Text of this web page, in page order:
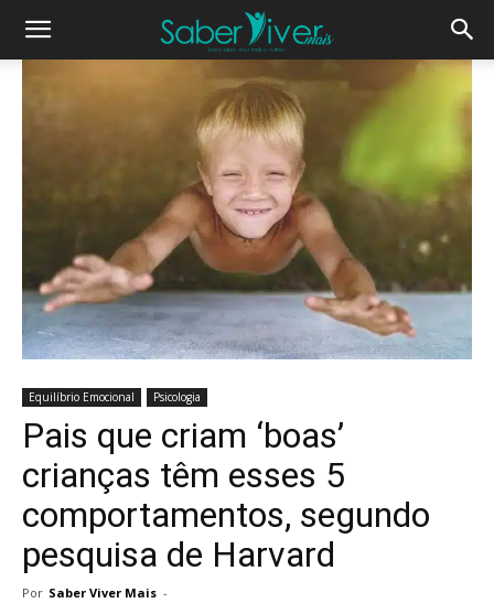
Equilíbrio Emocional Psicologia
Pais que criam ‘boas’
crianças têm esses 5
comportamentos, segundo
pesquisa de Harvard
Por Saber Viver Mais -